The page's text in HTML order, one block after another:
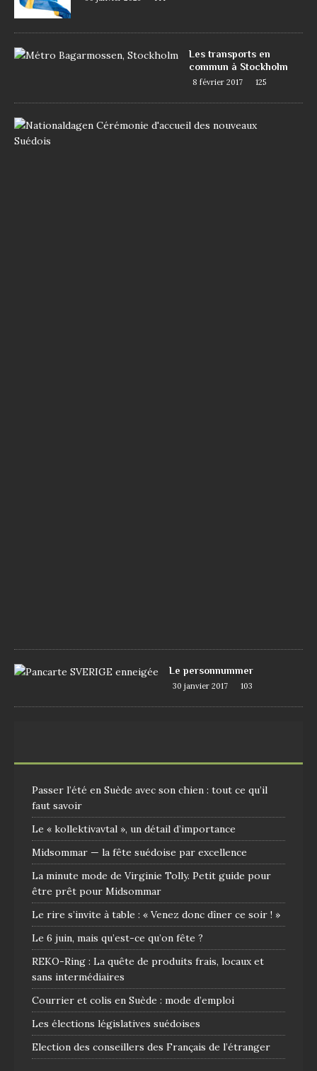
Les transports en
commun à Stockholm
8 février 2017 125
Le personnummer
30 janvier 2017 103
Passer l’été en Suède avec son chien : tout ce qu’il
faut savoir
Le « kollektivavtal », un détail d’importance
Midsommar — la fête suédoise par excellence
La minute mode de Virginie Tolly. Petit guide pour
être prêt pour Midsommar
Le rire s’invite à table : « Venez donc dîner ce soir ! »
Le 6 juin, mais qu’est-ce qu’on fête ?
REKO-Ring : La quête de produits frais, locaux et
sans intermédiaires
Courrier et colis en Suède : mode d’emploi
Les élections législatives suédoises
Election des conseillers des Français de l’étranger